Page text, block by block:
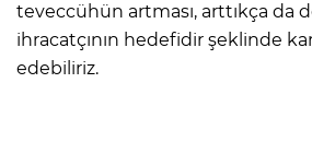
teveccühün artması, arttıkça da
ihracatçının hedefidir şeklinde
edebiliriz.